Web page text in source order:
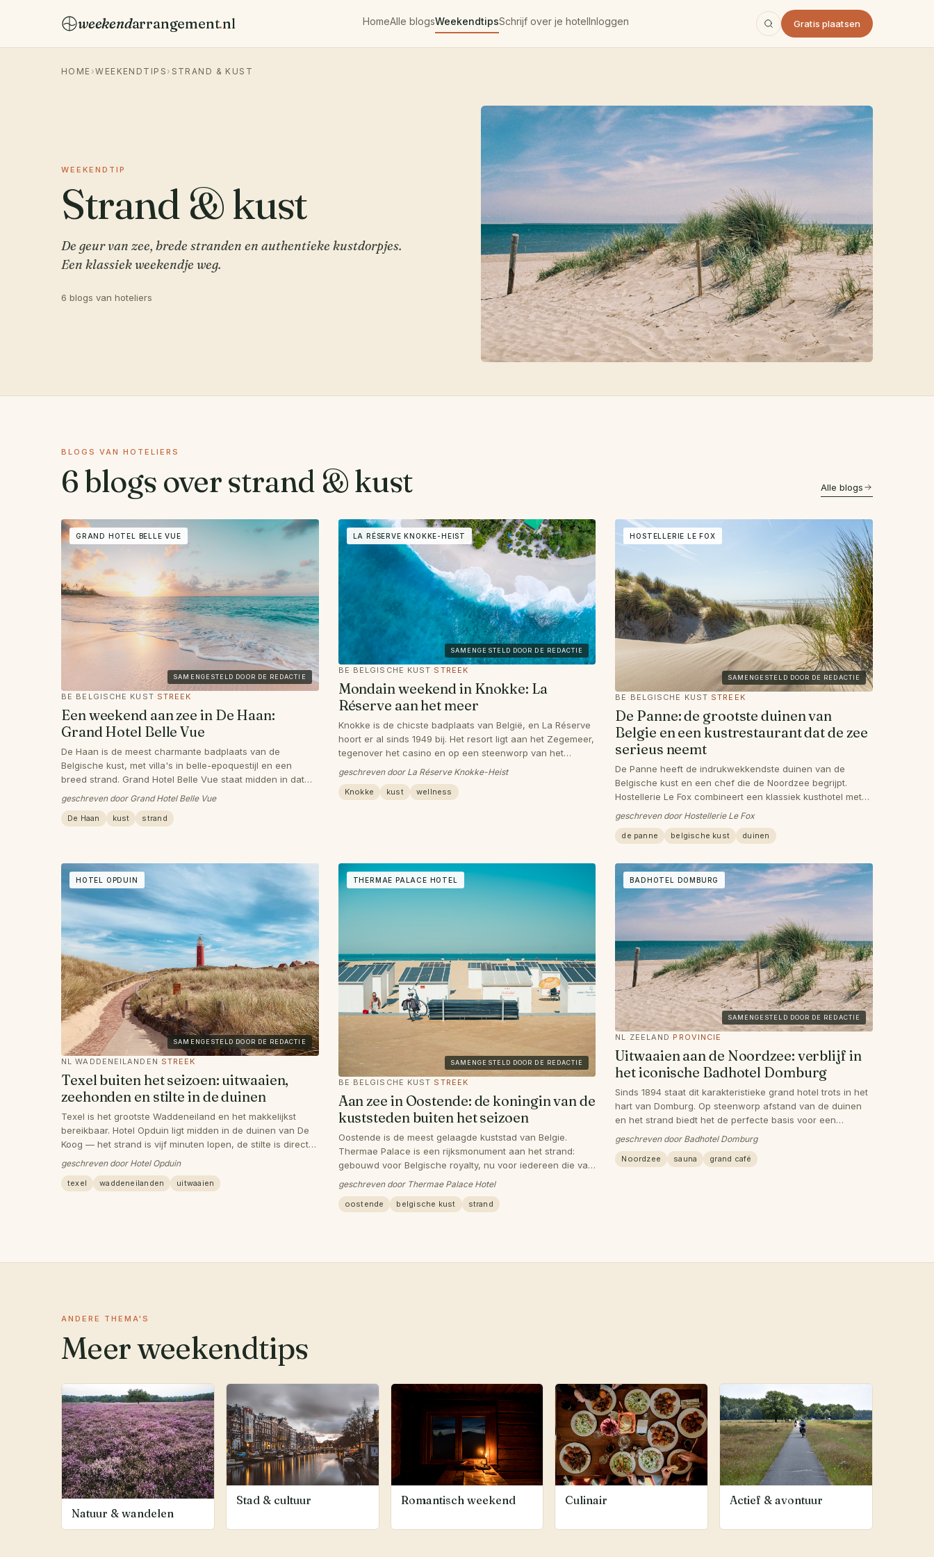
weekendarrangement.nl HomeAlle blogsWeekendtipsSchrijf over je hotelInloggen Gratis plaatsen
HOME ›WEEKENDTIPS › STRAND & KUST
WEEKENDTIP
Strand & kust
De geur van zee, brede stranden en authentieke kustdorpjes.
Een klassiek weekendje weg.
6 blogs van hoteliers
BLOGS VAN HOTELIERS
6 blogs over strand & kust Alle blogs
GRAND HOTEL BELLE VUE
SAMENGESTELD DOOR DE REDACTIE
BE · BELGISCHE KUST· STREEK
Een weekend aan zee in De Haan:
Grand Hotel Belle Vue
De Haan is de meest charmante badplaats van de
Belgische kust, met villa's in belle-epoquestijl en een
breed strand. Grand Hotel Belle Vue staat midden in dat
plaatje, op een paar minuten van de zee. Uitwaaien,
fietsen en 's avonds verse vis.
geschreven door Grand Hotel Belle Vue
De Haan kust strand
LA RÉSERVE KNOKKE-HEIST
SAMENGESTELD DOOR DE REDACTIE
BE · BELGISCHE KUST· STREEK
Mondain weekend in Knokke: La
Réserve aan het meer
Knokke is de chicste badplaats van België, en La Réserve
hoort er al sinds 1949 bij. Het resort ligt aan het Zegemeer,
tegenover het casino en op een steenworp van het
strand. Een weekend van wellness, fijne tafels en lange
strandwandelingen.
geschreven door La Réserve Knokke-Heist
Knokke kust wellness
HOSTELLERIE LE FOX
SAMENGESTELD DOOR DE REDACTIE
BE · BELGISCHE KUST· STREEK
De Panne: de grootste duinen van
Belgie en een kustrestaurant dat de zee
serieus neemt
De Panne heeft de indrukwekkendste duinen van de
Belgische kust en een chef die de Noordzee begrijpt.
Hostellerie Le Fox combineert een klassiek kusthotel met
serieuze gastronomie.
geschreven door Hostellerie Le Fox
de panne belgische kust duinen
HOTEL OPDUIN
SAMENGESTELD DOOR DE REDACTIE
NL·WADDENEILANDEN · STREEK
Texel buiten het seizoen: uitwaaien,
zeehonden en stilte in de duinen
Texel is het grootste Waddeneiland en het makkelijkst
bereikbaar. Hotel Opduin ligt midden in de duinen van De
Koog — het strand is vijf minuten lopen, de stilte is direct
aanwezig.
geschreven door Hotel Opduin
texel waddeneilanden uitwaaien
THERMAE PALACE HOTEL
SAMENGESTELD DOOR DE REDACTIE
BE · BELGISCHE KUST· STREEK
Aan zee in Oostende: de koningin van de
kuststeden buiten het seizoen
Oostende is de meest gelaagde kuststad van Belgie.
Thermae Palace is een rijksmonument aan het strand:
gebouwd voor Belgische royalty, nu voor iedereen die van
stijl, zee en rust houdt.
geschreven door Thermae Palace Hotel
oostende belgische kust strand
BADHOTEL DOMBURG
SAMENGESTELD DOOR DE REDACTIE
NL · ZEELAND · PROVINCIE
Uitwaaien aan de Noordzee: verblijf in
het iconische Badhotel Domburg
Sinds 1894 staat dit karakteristieke grand hotel trots in het
hart van Domburg. Op steenworp afstand van de duinen
en het strand biedt het de perfecte basis voor een
onvergetelijk weekendje Zeeland.
geschreven door Badhotel Domburg
Noordzee sauna grand café
ANDERE THEMA'S
Meer weekendtips
Natuur & wandelen
Stad & cultuur Romantisch weekend Culinair Actief & avontuur